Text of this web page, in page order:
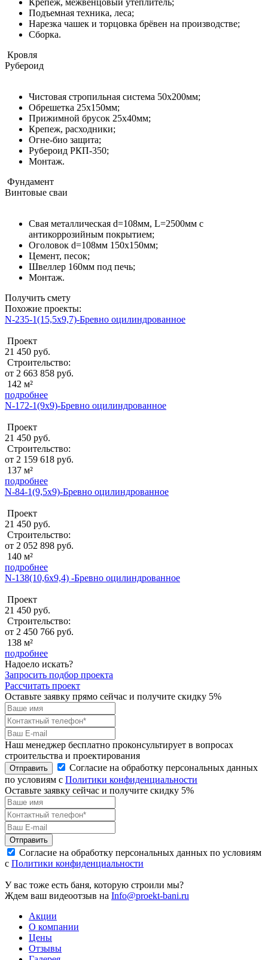
Крепеж, межвенцовый утеплитель;
Подъемная техника, леса;​​​​​​​
Нарезка чашек и торцовка брёвен на производстве;
Сборка.
Кровля
Рубероид
Чистовая стропильная система 50х200мм;
Обрешетка 25х150мм;
Прижимной брусок 25х40мм;
Крепеж, расходники;
Огне-био защита;
Рубероид РКП-350;
Монтаж.
Фундамент
Винтовые сваи
Свая металлическая d=108мм, L=2500мм с
антикоррозийным покрытием;
Оголовок d=108мм 150x150мм;
Цемент, песок;
Швеллер 160мм под печь;
Монтаж.
Получить смету
Похожие проекты:
N-235-1(15,5x9,7)-Бревно оцилиндрованное
Проект
21 450 руб.
Строительство:
от 2 663 858 руб.
142 м²
подробнее
N-172-1(9x9)-Бревно оцилиндрованное
Проект
21 450 руб.
Строительство:
от 2 159 618 руб.
137 м²
подробнее
N-84-1(9,5х9)-Бревно оцилиндрованное
Проект
21 450 руб.
Строительство:
от 2 052 898 руб.
140 м²
подробнее
N-138(10,6x9,4) -Бревно оцилиндрованное
Проект
21 450 руб.
Строительство:
от 2 450 766 руб.
138 м²
подробнее
Надоело искать?
Запросить подбор проекта
Рассчитать проект
Оставьте заявку прямо сейчас и получите скидку 5%
Наш менеджер бесплатно проконсультирует в вопросах
строительства и проектирования
Отправить
Согласие на обработку персональных данных
по условиям с Политики конфиденциальности
Оставьте заявку сейчас и получите скидку 5%
Отправить
Согласие на обработку персональных данных по условиям
с Политики конфиденциальности
У вас тоже есть баня, которую строили мы?
Ждем ваш видеоотзыв на Info@proekt-bani.ru
Акции
О компании
Цены
Отзывы